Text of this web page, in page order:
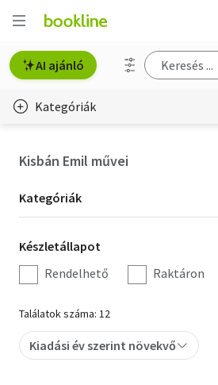
AI ajánló
Kategóriák
Hobbi, szabadidő
Irodalom
Művészet
Szakkönyv
Kisbán Emil művei
Kategória
szűrés
Kategóriák
Készletállapot
szűrés
Készletállapot
Rendelhető
Raktáron
Találatok száma: 12
Kiadási év szerint növekvő